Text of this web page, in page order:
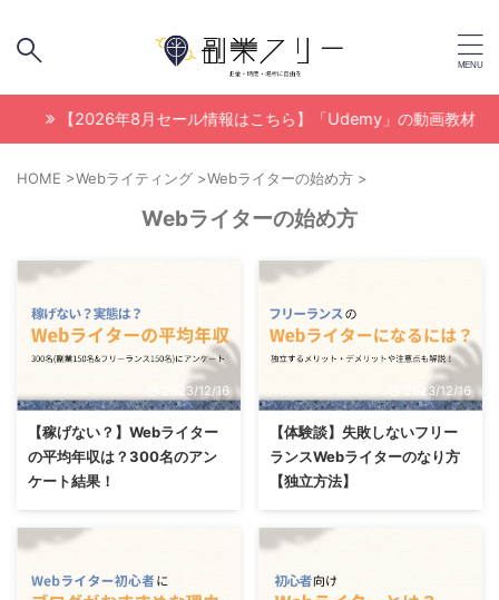
【2026年8月セール情報はこちら】「Udemy」の動画教材が最大
HOME >Webライティング >Webライターの始め方 >
Webライターの始め方
2023/12/16
【稼げない？】Webライター
の平均年収は？300名のアン
ケート結果！
2023/12/16
【体験談】失敗しないフリー
ランスWebライターのなり方
【独立方法】